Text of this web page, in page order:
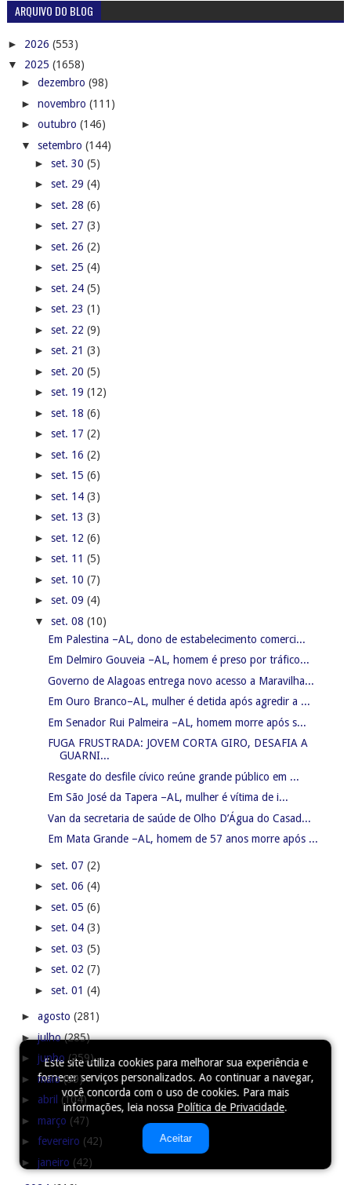
Este site utiliza cookies para melhorar sua experiência e
fornecer serviços personalizados. Ao continuar a navegar,
você concorda com o uso de cookies. Para mais
informações, leia nossa Política de Privacidade.
Aceitar
ARQUIVO DO BLOG
► 2026 (553)
▼ 2025 (1658)
► dezembro (98)
► novembro (111)
► outubro (146)
▼ setembro (144)
► set. 30 (5)
► set. 29 (4)
► set. 28 (6)
► set. 27 (3)
► set. 26 (2)
► set. 25 (4)
► set. 24 (5)
► set. 23 (1)
► set. 22 (9)
► set. 21 (3)
► set. 20 (5)
► set. 19 (12)
► set. 18 (6)
► set. 17 (2)
► set. 16 (2)
► set. 15 (6)
► set. 14 (3)
► set. 13 (3)
► set. 12 (6)
► set. 11 (5)
► set. 10 (7)
► set. 09 (4)
▼ set. 08 (10)
Em Palestina –AL, dono de estabelecimento comerci...
Em Delmiro Gouveia –AL, homem é preso por tráfico...
Governo de Alagoas entrega novo acesso a Maravilha...
Em Ouro Branco–AL, mulher é detida após agredir a ...
Em Senador Rui Palmeira –AL, homem morre após s...
FUGA FRUSTRADA: JOVEM CORTA GIRO, DESAFIA A
GUARNI...
Resgate do desfile cívico reúne grande público em ...
Em São José da Tapera –AL, mulher é vítima de i...
Van da secretaria de saúde de Olho D’Água do Casad...
Em Mata Grande –AL, homem de 57 anos morre após ...
► set. 07 (2)
► set. 06 (4)
► set. 05 (6)
► set. 04 (3)
► set. 03 (5)
► set. 02 (7)
► set. 01 (4)
► agosto (281)
►julho(285)
► junho (259)
► maio(99)
► abril (104)
► março (47)
► fevereiro (42)
► janeiro (42)